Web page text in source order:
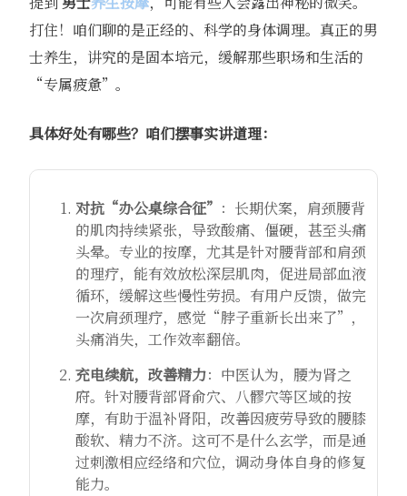
打住！咱们聊的是正经的、科学的身体调理。真正的男
士养生，讲究的是固本培元，缓解那些职场和生活的
“专属疲惫”。
具体好处有哪些？咱们摆事实讲道理：
对抗“办公桌综合征” ：长期伏案，肩颈腰背
的肌肉持续紧张，导致酸痛、僵硬，甚至头痛
头晕。专业的按摩，尤其是针对腰背部和肩颈
的理疗，能有效放松深层肌肉，促进局部血液
循环，缓解这些慢性劳损。有用户反馈，做完
一次肩颈理疗，感觉“脖子重新长出来了”，
头痛消失，工作效率翻倍。
充电续航，改善精力：中医认为，腰为肾之
府。针对腰背部肾俞穴、八髎穴等区域的按
摩，有助于温补肾阳，改善因疲劳导致的腰膝
酸软、精力不济。这可不是什么玄学，而是通
过刺激相应经络和穴位，调动身体自身的修复
能力。